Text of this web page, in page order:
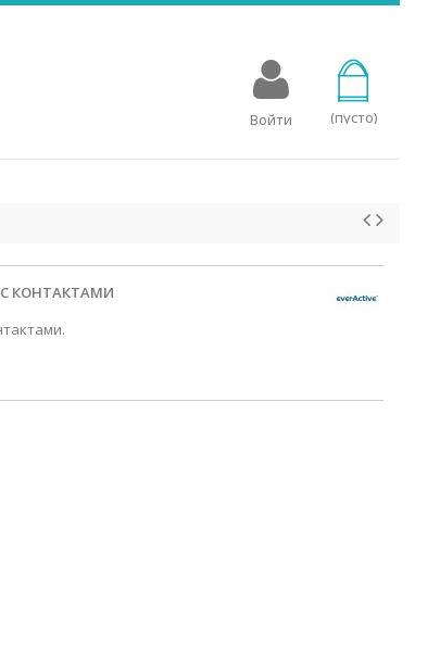
аппаратов, разработаны специально для
Батарейки Rayovac для слухового аппарата
с эко-сознательным процессом производства, в
(пусто)
Войти
С КОНТАКТАМИ